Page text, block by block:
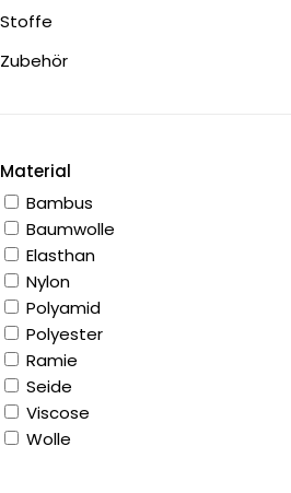
Stoffe
Zubehör
Material
Bambus
Baumwolle
Elasthan
Nylon
Polyamid
Polyester
Ramie
Seide
Viscose
Wolle